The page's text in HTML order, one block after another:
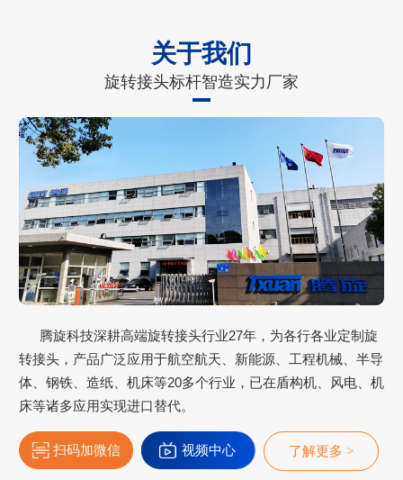
关于我们
旋转接头标杆智造实力厂家
腾旋科技深耕高端旋转接头行业27年，为各行各业定制旋
转接头，产品广泛应用于航空航天、新能源、工程机械、半导
体、钢铁、造纸、机床等20多个行业，已在盾构机、风电、机
床等诸多应用实现进口替代。
扫码加微信 视频中心 了解更多 >